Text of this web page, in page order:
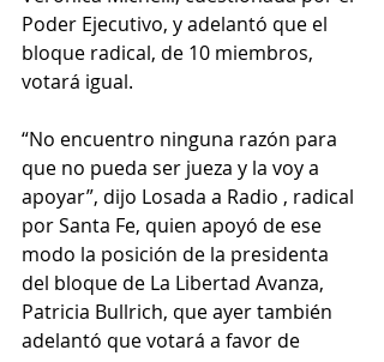
Poder Ejecutivo, y adelantó que el
bloque radical, de 10 miembros,
votará igual.
“No encuentro ninguna razón para
que no pueda ser jueza y la voy a
apoyar”, dijo Losada a Radio , radical
por Santa Fe, quien apoyó de ese
modo la posición de la presidenta
del bloque de La Libertad Avanza,
Patricia Bullrich, que ayer también
adelantó que votará a favor de